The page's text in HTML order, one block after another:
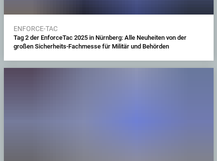
ENFORCE-TAC
Tag 2 der EnforceTac 2025 in Nürnberg: Alle Neuheiten von der
großen Sicherheits-Fachmesse für Militär und Behörden